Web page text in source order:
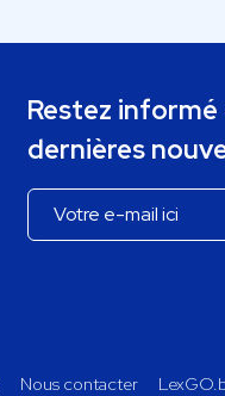
Restez informé
dernières
Nous contacter